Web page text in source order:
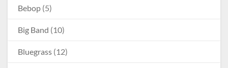
Bebop (5)
Big Band (10)
Bluegrass (12)